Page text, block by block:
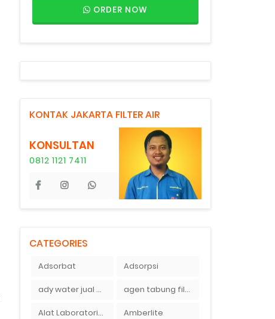
ORDER NOW
KONTAK JAKARTA FILTER AIR
KONSULTAN
0812 1121 7411
CATEGORIES
Adsorbat Adsorpsi
ady water jual membran ro 2000 gpd harganya sangat murah agen tabung filter air di bandung
Alat Laboratorium Amberlite